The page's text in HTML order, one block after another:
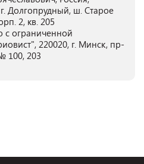
Долгопрудный, ш. Старое
2, кв. 205
с ограниченной
220020, г. Минск, пр-
100, 203